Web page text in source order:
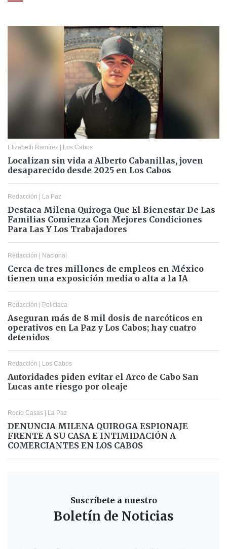
Elizabeth Ramírez | Los Cabos
Localizan sin vida a Alberto Cabanillas, joven
desaparecido desde 2025 en Los Cabos
Redacción | La Paz
Destaca Milena Quiroga Que El Bienestar De Las
Familias Comienza Con Mejores Condiciones
Para Las Y Los Trabajadores
Redacción | Nacional
Cerca de tres millones de empleos en México
tienen una exposición media o alta a la IA
Redacción | Policiaca
Aseguran más de 8 mil dosis de narcóticos en
operativos en La Paz y Los Cabos; hay cuatro
detenidos
Redacción | Los Cabos
Autoridades piden evitar el Arco de Cabo San
Lucas ante riesgo por oleaje
Rocio Casas | La Paz
DENUNCIA MILENA QUIROGA ESPIONAJE
FRENTE A SU CASA E INTIMIDACIÓN A
COMERCIANTES EN LOS CABOS
Suscríbete a nuestro
Boletín de Noticias